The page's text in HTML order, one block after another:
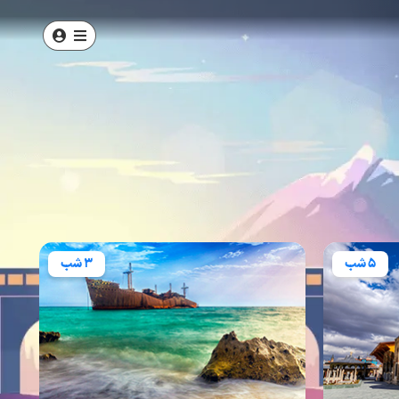
3 شب 4 شب